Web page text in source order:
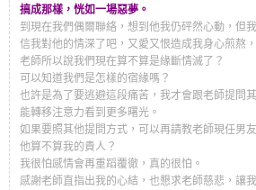
搞成那樣，恍如一場惡夢。
到現在我們偶爾聯絡，想到他我仍砰然心動，但
信我對他的情深了吧，又愛又恨造成我身心煎熬
老師所以說我們現在算不算是緣斷情滅了？
可以知道我們是怎樣的宿緣嗎？
也許是為了要逃避這段痛苦，我才會跟老師提問
能轉移注意力看到更多曙光。
如果要照其他提問方式，可以再請教老師現任男
他算不算我的貴人？
我很怕感情會再重蹈覆徹，真的很怕。
感謝老師直指出我的心結，也懇求老師慈悲，讓